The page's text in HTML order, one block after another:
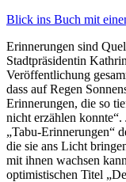
Blick ins Buch mit
Erinnerungen sind
Stadtpräsidentin
Veröffentlichung
dass auf Regen
Erinnerungen, die so
nicht erzählen konnte .
Tabu-Erinnerungen
die sie ans Licht
mit ihnen wachsen
optimistischen Titel